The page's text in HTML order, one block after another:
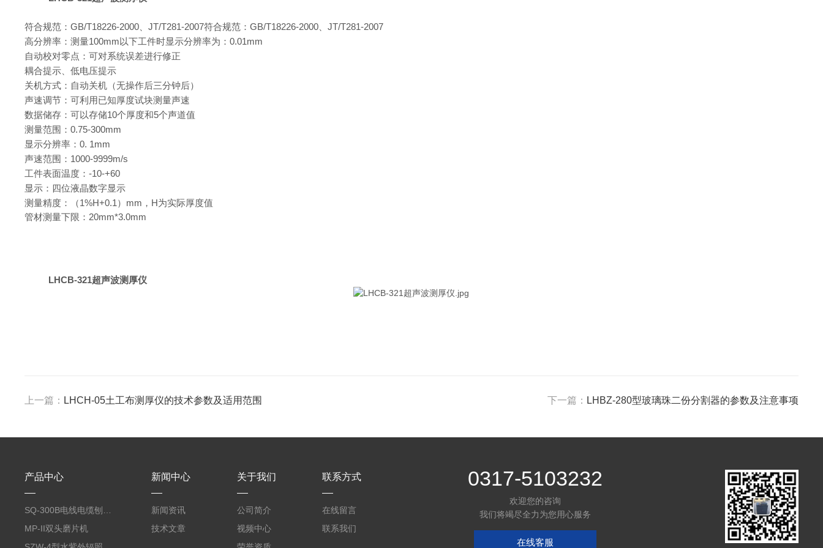
符合规范：GB/T18226-2000 、JT/T281-2007符合规范：GB/T18226-2000 、JT/T281-2007
高分辨率：测量100mm以下工件时显示分辨率为：0.01mm
自动校对零点：可对系统误差进行修正
耦合提示、低电压提示
关机方式：自动关机（无操作后三分钟后）
声速调节：可利用已知厚度试块测量声速
数据储存：可以存储10个厚度和5个声道值
测量范围：0.75-300mm
显示分辨率：0. 1mm
声速范围： 1000-9999m/s
工件表面温度：-10-+60
显示：四位液晶数字显示
测量精度：（1%H+0.1 ） mm ， H为实际厚度值
管材测量下限： 20mm*3.0mm
LHCB-321超声波测厚仪
上一篇： LHCH-05土工布测厚仪的技术参数及适用范围 下一篇： LHBZ-280型玻璃珠二份分割器的参数及注意事项
产品中心
MP-II双头磨片机
新闻中心
新闻资讯
技术文章
关于我们
公司简介
视频中心
联系方式
在线留言
联系我们
0317-5103232
欢迎您的咨询
我们将竭尽全力为您用心服务
在线客服